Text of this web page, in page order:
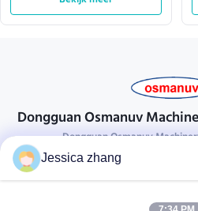
Dongguan Osmanuv
Dongguan Osmanuv
Neem
28 tweede industrieel, wei van Liu
Jessica zhang